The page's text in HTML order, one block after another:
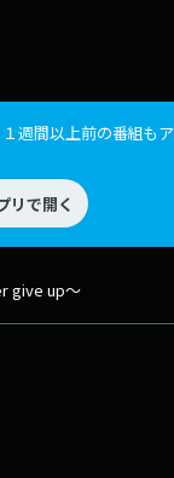
週間以上前の番組もア
リで開く
give up〜